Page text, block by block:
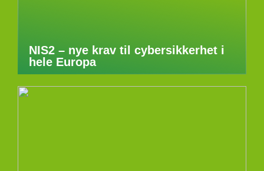
NIS2 – nye krav til cybersikkerhet i
hele Europa